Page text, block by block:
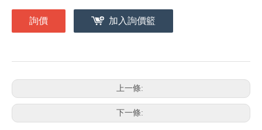
詢價 加入詢價籃
上一條:
下一條: